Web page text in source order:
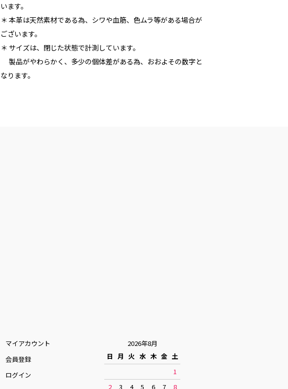
います。
＊ 本革は天然素材である為、シワや血筋、色ムラ等がある場合が
ございます。
＊ サイズは、閉じた状態で計測しています。
製品がやわらかく、多少の個体差がある為、おおよその数字と
なります。
マイアカウント
会員登録
ログイン
2026年8月
日
月 火 水 木 金 土
1
2
3 4 5 6 7
8